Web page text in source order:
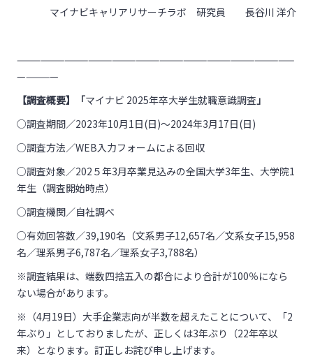
マイナビキャリアリサーチラボ 研究員 長谷川 洋介
———————————————————————————————————
—————
【調査概要】「マイナビ 2025年卒大学生就職意識調査」
○調査期間／2023年10月1日(日)～2024年3月17日(日)
○調査方法／WEB入力フォームによる回収
○調査対象／202５年3月卒業見込みの全国大学3年生、大学院1
年生（調査開始時点）
○調査機関／自社調べ
○有効回答数／39,190名（文系男子12,657名／文系女子15,958
名／理系男子6,787名／理系女子3,788名）
※調査結果は、端数四捨五入の都合により合計が100％になら
ない場合があります。
※（4月19日）大手企業志向が半数を超えたことについて、「2
年ぶり」としておりましたが、正しくは3年ぶり（22年卒以
来）となります。訂正しお詫び申し上げます。